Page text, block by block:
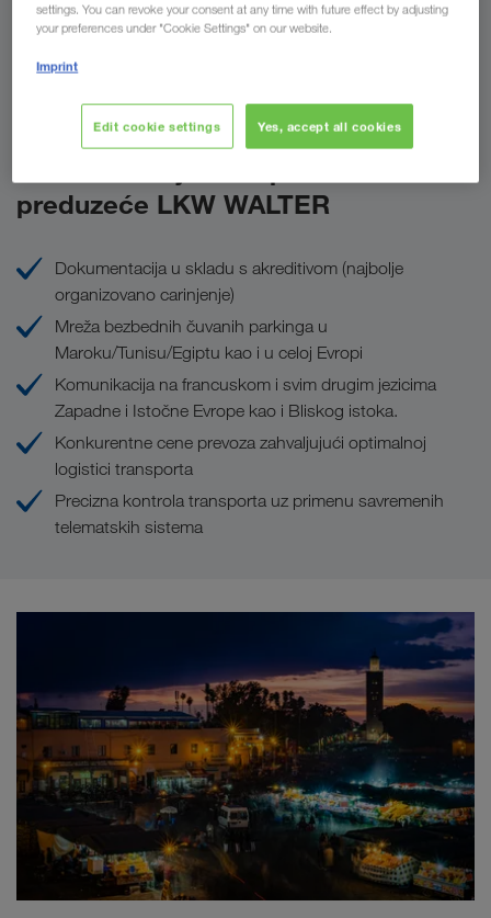
preduzeće LKW WALTER
Dokumentacija u skladu s akreditivom (najbolje
organizovano carinjenje)
Mreža bezbednih čuvanih parkinga u
Maroku/Tunisu/Egiptu kao i u celoj Evropi
Komunikacija na francuskom i svim drugim jezicima
Zapadne i Istočne Evrope kao i Bliskog istoka.
Konkurentne cene prevoza zahvaljujući optimalnoj
logistici transporta
Precizna kontrola transporta uz primenu savremenih
telematskih sistema
settings. You can revoke your consent at any time with future effect by adjusting
your preferences under "Cookie Settings" on our website.
Imprint
Edit cookie settings Yes, accept all cookies